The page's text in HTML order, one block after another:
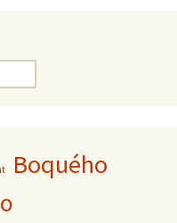
Boquého